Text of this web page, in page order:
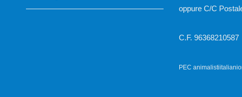
oppure C/C
C.F. 96368210587
PEC